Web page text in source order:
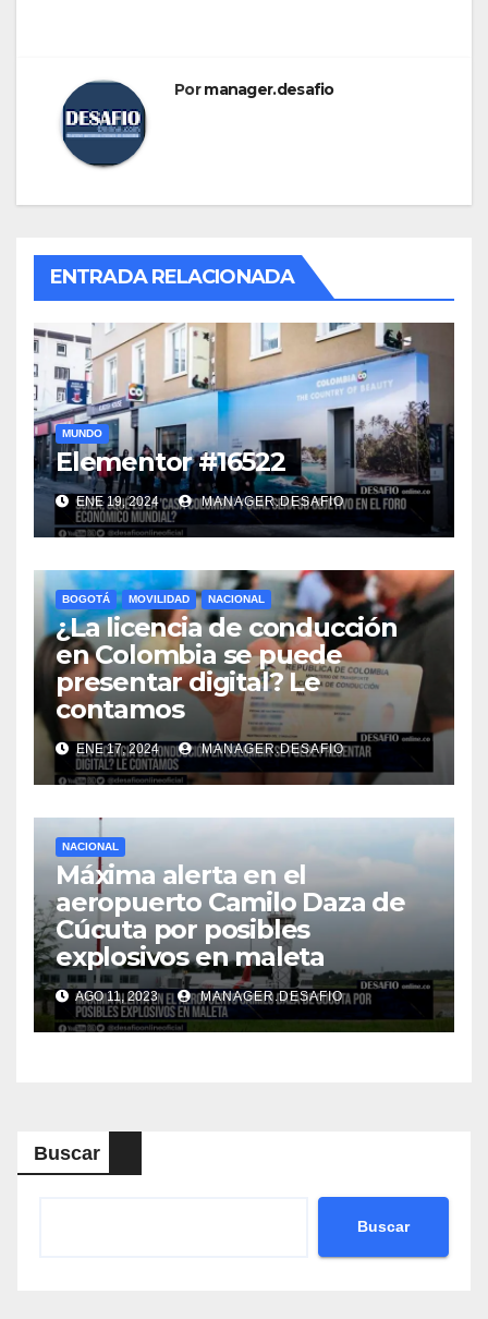
Pormanager.desafio
ENTRADA RELACIONADA
MUNDO
Elementor #16522
ENE 19, 2024 MANAGER.DESAFIO
BOGOTÁ MOVILIDAD NACIONAL
¿La licencia de conducción
en Colombia se puede
presentar digital? Le
contamos
ENE 17, 2024 MANAGER.DESAFIO
NACIONAL
Máxima alerta en el
aeropuerto Camilo Daza de
Cúcuta por posibles
explosivos en maleta
AGO 11, 2023 MANAGER.DESAFIO
Buscar
Buscar